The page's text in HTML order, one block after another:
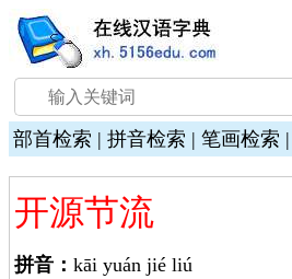
部首检索 | 拼音检索 | 笔画检索 |
开源节流
拼音： kāi yuán jié liú